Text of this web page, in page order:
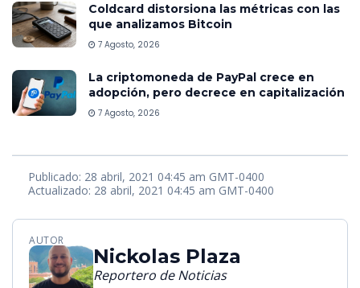
Coldcard distorsiona las métricas con las
que analizamos Bitcoin
7 Agosto, 2026
La criptomoneda de PayPal crece en
adopción, pero decrece en capitalización
7 Agosto, 2026
Publicado: 28 abril, 2021 04:45 am GMT-0400
Actualizado: 28 abril, 2021 04:45 am GMT-0400
AUTOR
Nickolas Plaza
Reportero de Noticias